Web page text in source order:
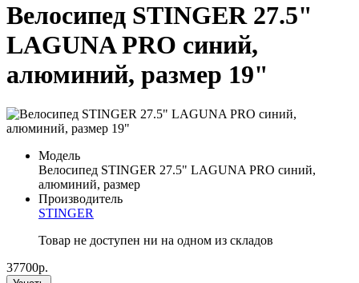
Велосипед STINGER 27.5"
LAGUNA PRO синий,
алюминий, размер 19"
Модель
Велосипед STINGER 27.5" LAGUNA PRO синий,
алюминий, размер
Производитель
STINGER
Товар не доступен ни на одном из складов
37700р.